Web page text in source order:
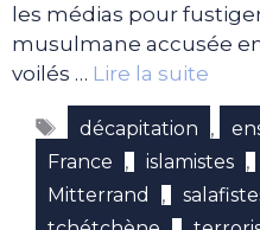
les médias pour
musulmane accusée
voilés … Lire la suite
Étiquettes
décapitation ,
France , islamistes ,
Mitterrand ,